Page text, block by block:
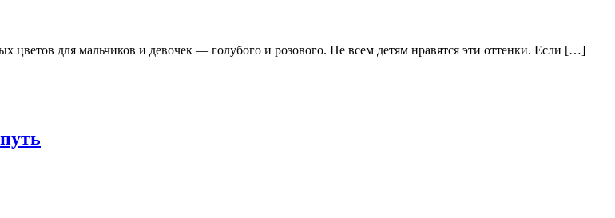
для мальчиков и девочек — голубого и розового. Не всем детям нравятся эти оттенки. Если […]